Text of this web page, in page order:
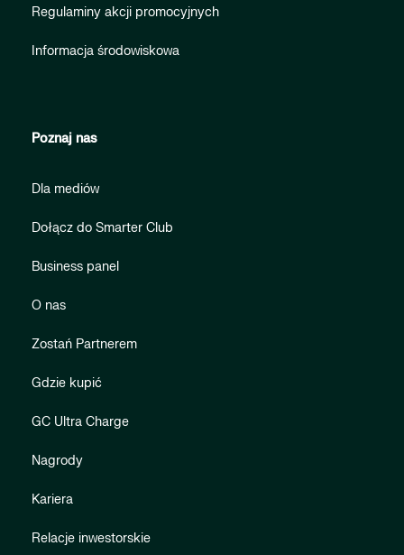
Regulaminy akcji promocyjnych
Informacja środowiskowa
Poznaj nas
Dla mediów
Dołącz do Smarter Club
Business panel
O nas
Zostań Partnerem
Gdzie kupić
GC Ultra Charge
Nagrody
Kariera
Relacje inwestorskie